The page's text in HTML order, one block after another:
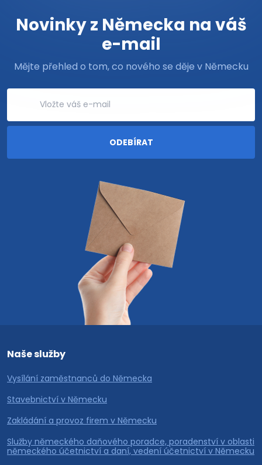
Novinky z Německa na váš
e-mail
Mějte přehled o tom, co nového se děje v Německu
Naše služby
Vysílání zaměstnanců do Německa
Stavebnictví v Německu
Zakládání a provoz firem v Německu
Služby německého daňového poradce, poradenství v oblasti
německého účetnictví a daní, vedení účetnictví v Německu